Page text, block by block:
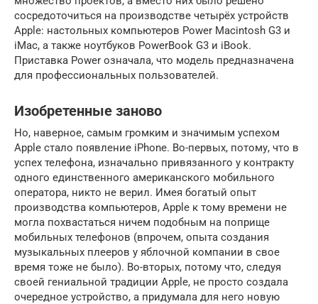
сосредоточиться на производстве четырёх устройств
Apple: настольных компьютеров Power Macintosh G3 и
iMac, а также ноутбуков PowerBook G3 и iBook.
Приставка Power означала, что модель предназначена
для профессиональных пользователей.
Изобретенные заново
Но, наверное, самым громким и значимым успехом
Apple стало появление iPhone. Во-первых, потому, что в
успех телефона, изначально привязанного у контракту
одного единственного американского мобильного
оператора, никто не верил. Имея богатый опыт
производства компьютеров, Apple к тому времени не
могла похвастаться ничем подобным на поприще
мобильных телефонов (впрочем, опыта создания
музыкальных плееров у яблочной компании в свое
время тоже не было). Во-вторых, потому что, следуя
своей гениальной традиции Apple, не просто создала
очередное устройство, а придумала для него новую